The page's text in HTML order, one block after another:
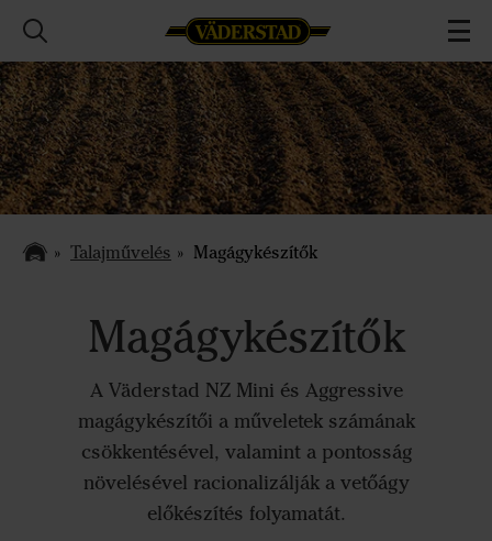
Talajművelés Magágykészítők
Magágykészítők
A Väderstad NZ Mini és Aggressive
magágykészítői a műveletek számának
csökkentésével, valamint a pontosság
növelésével racionalizálják a vetőágy
előkészítés folyamatát.